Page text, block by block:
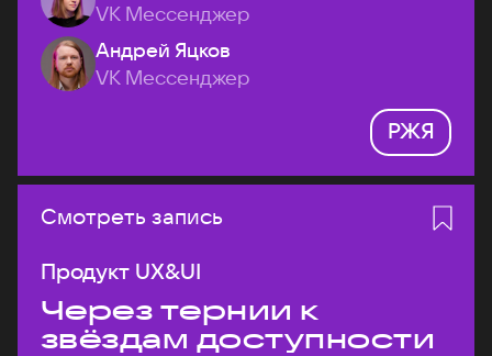
VK Мессенджер
Андрей Яцков
VK Мессенджер
РЖЯ
Смотреть запись
Продукт UX&UI
Через тернии к
звёздам доступности